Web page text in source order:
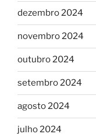
dezembro 2024
novembro 2024
outubro 2024
setembro 2024
agosto 2024
julho 2024